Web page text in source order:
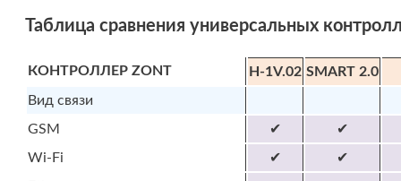
Таблица сравнения универсальных
КОНТРОЛЛЕР ZONT H-1V.02 SMART 2.0
Вид связи
GSM
✔
✔
Wi-Fi
✔
✔